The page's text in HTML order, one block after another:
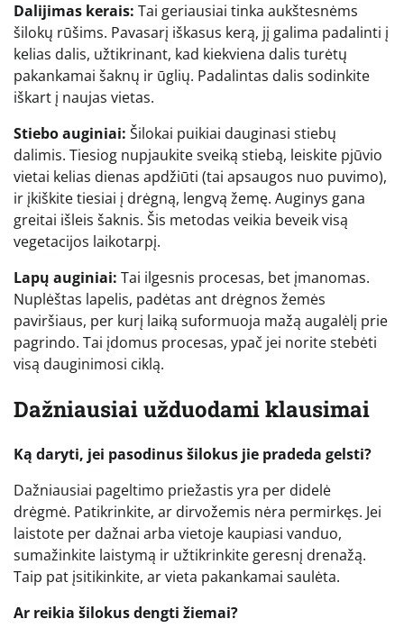
Dalijimas kerais: Tai geriausiai tinka aukštesnėms
šilokų rūšims. Pavasarį iškasus kerą, jį galima padalinti į
kelias dalis, užtikrinant, kad kiekviena dalis turėtų
pakankamai šaknų ir ūglių. Padalintas dalis sodinkite
iškart į naujas vietas.
Stiebo auginiai: Šilokai puikiai dauginasi stiebų
dalimis. Tiesiog nupjaukite sveiką stiebą, leiskite pjūvio
vietai kelias dienas apdžiūti (tai apsaugos nuo puvimo),
ir įkiškite tiesiai į drėgną, lengvą žemę. Auginys gana
greitai išleis šaknis. Šis metodas veikia beveik visą
vegetacijos laikotarpį.
Lapų auginiai: Tai ilgesnis procesas, bet įmanomas.
Nuplėštas lapelis, padėtas ant drėgnos žemės
paviršiaus, per kurį laiką suformuoja mažą augalėlį prie
pagrindo. Tai įdomus procesas, ypač jei norite stebėti
visą dauginimosi ciklą.
Dažniausiai užduodami klausimai
Ką daryti, jei pasodinus šilokus jie pradeda gelsti?
Dažniausiai pageltimo priežastis yra per didelė
drėgmė. Patikrinkite, ar dirvožemis nėra permirkęs. Jei
laistote per dažnai arba vietoje kaupiasi vanduo,
sumažinkite laistymą ir užtikrinkite geresnį drenažą.
Taip pat įsitikinkite, ar vieta pakankamai saulėta.
Ar reikia šilokus dengti žiemai?